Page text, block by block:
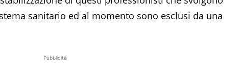
sanitario ed al momento sono esclusi da una
Pubblicità